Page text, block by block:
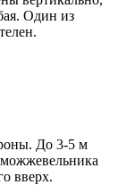
Один из
До 3-5 м
вверх.